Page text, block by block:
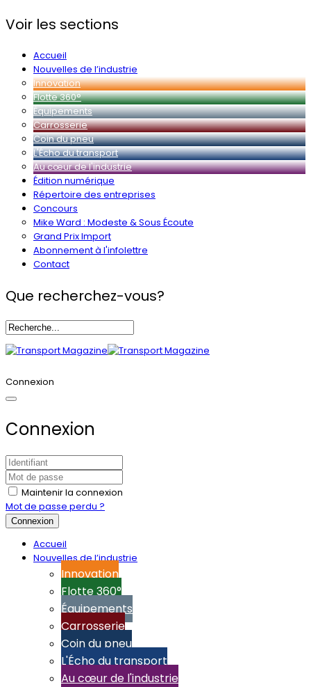
Voir les sections
Accueil
Nouvelles de l’industrie
Innovation
Flotte 360°
Équipements
Carrosserie
Coin du pneu
L'Écho du transport
Au cœur de l'industrie
Édition numérique
Répertoire des entreprises
Concours
Mike Ward : Modeste & Sous Écoute
Grand Prix Import
Abonnement à l'infolettre
Contact
Que recherchez-vous?
Connexion
Connexion
Maintenir la connexion
Mot de passe perdu ?
Connexion
Accueil
Nouvelles de l’industrie
Innovation
Flotte 360°
Équipements
Carrosserie
Coin du pneu
L'Écho du transport
Au cœur de l'industrie